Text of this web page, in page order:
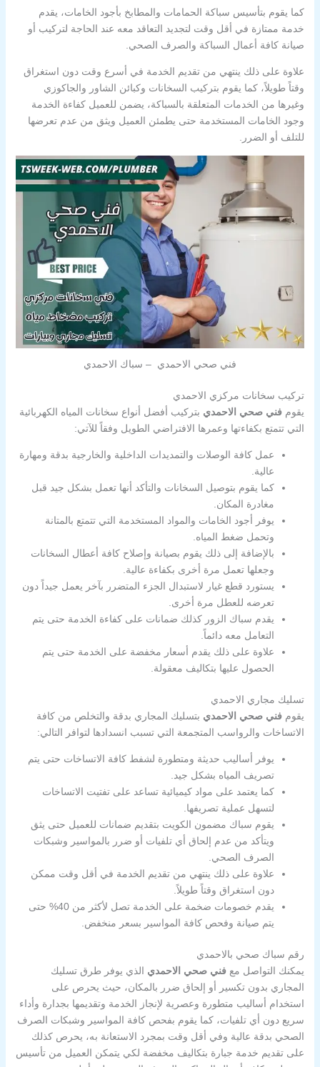
كما يقوم بتأسيس سباكة الحمامات والمطابخ بأجود الخامات، يقدم
خدمة ممتازة في أقل وقت لتجديد التعاقد معه عند الحاجة لتركيب أو
صيانة كافة أعمال السباكة والصرف الصحي.
علاوة على ذلك ينتهي من تقديم الخدمة في أسرع وقت دون استغراق
وقتاً طويلاً، كما يقوم بتركيب السخانات وكبائن الشاور والجاكوزي
وغيرها من الخدمات المتعلقة بالسباكة، يضمن للعميل كفاءة الخدمة
وجود الخامات المستخدمة حتى يطمئن العميل ويثق من عدم تعرضها
للتلف أو الضرر.
فني صحي الاحمدي – سباك الاحمدي
تركيب سخانات مركزي الاحمدي
يقوم فني صحي الاحمدي بتركيب أفضل أنواع سخانات المياه الكهربائية
التي تتمتع بكفاءتها وعمرها الافتراضي الطويل وفقاً للآتي:
عمل كافة الوصلات والتمديدات الداخلية والخارجية بدقة ومهارة
عالية.
كما يقوم بتوصيل السخانات والتأكد أنها تعمل بشكل جيد قبل
مغادرة المكان.
يوفر أجود الخامات والمواد المستخدمة التي تتمتع بالمتانة
وتحمل ضغط المياه.
بالإضافة إلى ذلك يقوم بصيانة وإصلاح كافة أعطال السخانات
وجعلها تعمل مرة أخرى بكفاءة عالية.
يستورد قطع غيار لاستبدال الجزء المتضرر بآخر يعمل جيداً دون
تعرضه للعطل مرة أخرى.
يقدم سباك الزور كذلك ضمانات على كفاءة الخدمة حتى يتم
التعامل معه دائماً.
علاوة على ذلك يقدم أسعار مخفضة على الخدمة حتى يتم
الحصول عليها بتكاليف معقولة.
تسليك مجاري الاحمدي
يقوم فني صحي الاحمدي بتسليك المجاري بدقة والتخلص من كافة
الاتساخات والرواسب المتجمعة التي تسبب انسدادها لتوافر التالي:
يوفر أساليب حديثة ومتطورة لشفط كافة الاتساخات حتى يتم
تصريف المياه بشكل جيد.
كما يعتمد على مواد كيميائية تساعد على تفتيت الاتساخات
لتسهل عملية تصريفها.
يقوم سباك مضمون الكويت بتقديم ضمانات للعميل حتى يثق
ويتأكد من عدم إلحاق أي تلفيات أو ضرر بالمواسير وشبكات
الصرف الصحي.
علاوة على ذلك ينتهي من تقديم الخدمة في أقل وقت ممكن
دون استغراق وقتاً طويلاً.
يقدم خصومات ضخمة على الخدمة تصل لأكثر من 40% حتى
يتم صيانة وفحص كافة المواسير بسعر منخفض.
رقم سباك صحي بالاحمدي
يمكنك التواصل مع فني صحي الاحمدي الذي يوفر طرق تسليك
المجاري بدون تكسير أو إلحاق ضرر بالمكان، حيث يحرص على
استخدام أساليب متطورة وعصرية لإنجاز الخدمة وتقديمها بجدارة وأداء
سريع دون أي تلفيات، كما يقوم بفحص كافة المواسير وشبكات الصرف
الصحي بدقة عالية وفي أقل وقت بمجرد الاستعانة به، يحرص كذلك
على تقديم خدمة جبارة بتكاليف مخفضة لكي يتمكن العميل من تأسيس